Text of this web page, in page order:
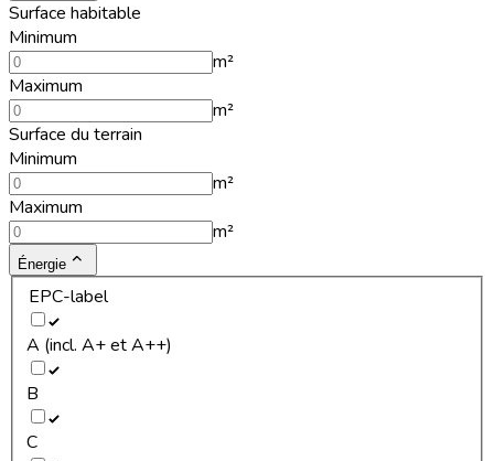
Surface habitable
Minimum
m²
Maximum
m²
Surface du terrain
Minimum
m²
Maximum
m²
Énergie
EPC-label
A (incl. A+ et A++)
B
C